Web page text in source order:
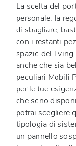
La scelta del
personale: la
di sbagliare,
con i restanti
spazio del living
anche che sia
peculiari Mobili
per le tue
che sono
potrai scegliere
tipologia di
un pannello